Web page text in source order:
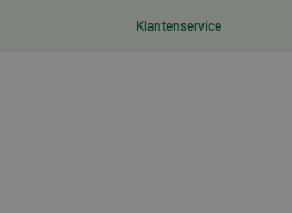
Klantenservice